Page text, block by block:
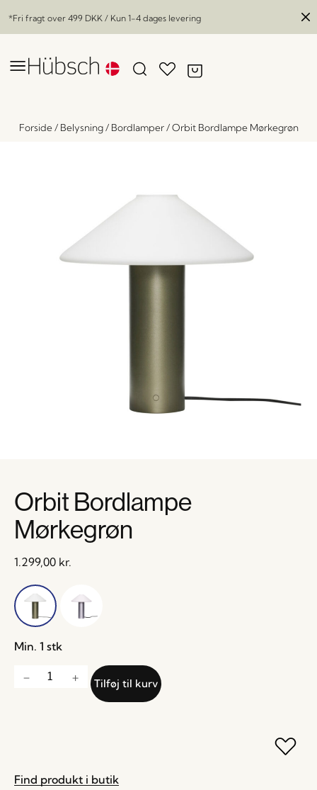
*Fri fragt over 499 DKK / Kun 1-4 dages levering
Forside/ Belysning/ Bordlamper/Orbit Bordlampe Mørkegrøn
Orbit Bordlampe
Mørkegrøn
1.299,00 kr.
Min. 1 stk
Tilføj til kurv
Find produkt i butik